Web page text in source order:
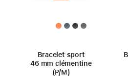
Bracelet sport
46 mm clémentine
(P/M)